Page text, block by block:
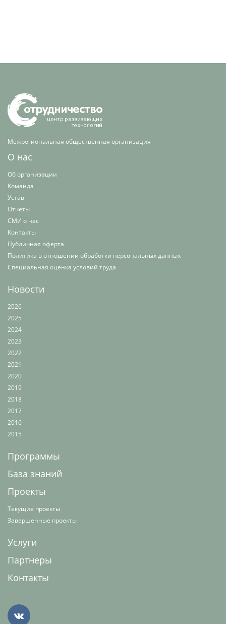
Межрегиональная общественная организация
О нас
Об организации
Команда
Устав
Отчеты
СМИ о нас
Контакты
Публичная оферта
Политика в отношении обработки персональных данных
Специальная оценка условий труда
Новости
2026
2025
2024
2023
2022
2021
2020
2019
2018
2017
2016
2015
Программы
База знаний
Проекты
Текущие проекты
Завершенные проекты
Услуги
Партнеры
Контакты